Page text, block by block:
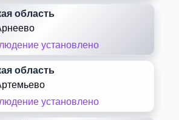
область
установлено
область
установлено